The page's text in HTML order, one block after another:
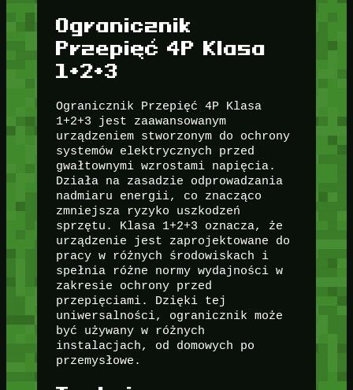
Ogranicznik
Przepięć 4P Klasa
1+2+3
Ogranicznik Przepięć 4P Klasa
1+2+3 jest zaawansowanym
urządzeniem stworzonym do ochrony
systemów elektrycznych przed
gwałtownymi wzrostami napięcia.
Działa na zasadzie odprowadzania
nadmiaru energii, co znacząco
zmniejsza ryzyko uszkodzeń
sprzętu. Klasa 1+2+3 oznacza, że
urządzenie jest zaprojektowane do
pracy w różnych środowiskach i
spełnia różne normy wydajności w
zakresie ochrony przed
przepięciami. Dzięki tej
uniwersalności, ogranicznik może
być używany w różnych
instalacjach, od domowych po
przemysłowe.